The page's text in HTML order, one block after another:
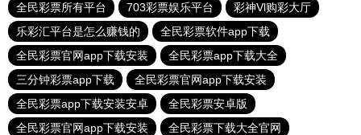
全民彩票所有平台
703彩票娱乐平台
彩神Vl购彩大厅
乐彩汇平台是怎么赚钱的
全民彩票软件app下载
全民彩票官网app下载安装
全民彩票app下载大全
三分钟彩票app下载
全民彩票官网app下载安装
全民彩票app下载安装安卓
全民彩票安卓版
全民彩票官网app下载安装
全民彩票下载大全官网